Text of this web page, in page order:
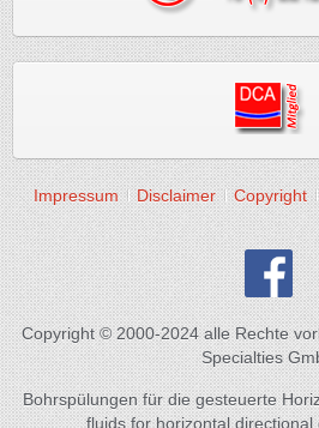
Impressum Disclaimer Copyright
Copyright © 2000-2024 alle Rechte
Specialties
Bohrspülungen für die gesteuerte
fluids for horizontal directional